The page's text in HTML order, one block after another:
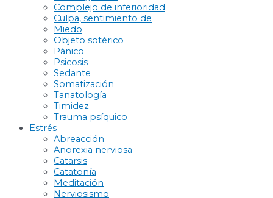
Complejo de inferioridad
Culpa, sentimiento de
Miedo
Objeto sotérico
Pánico
Psicosis
Sedante
Somatización
Tanatología
Timidez
Trauma psíquico
Estrés
Abreacción
Anorexia nerviosa
Catarsis
Catatonía
Meditación
Nerviosismo